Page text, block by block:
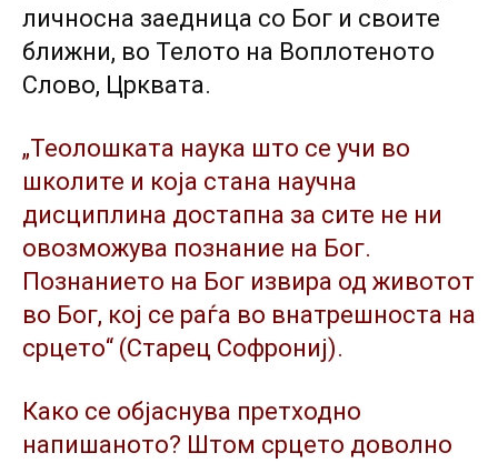
личносна заедница со Бог и своите
ближни, во Телото на Воплотеното
Слово, Црквата.
„Теолошката наука што се учи во
школите и која стана научна
дисциплина достапна за сите не ни
овозможува познание на Бог.
Познанието на Бог извира од животот
во Бог, кој се раѓа во внатрешноста на
срцето“ (Старец Софрониј).
Како се објаснува претходно
напишаното? Штом срцето доволно